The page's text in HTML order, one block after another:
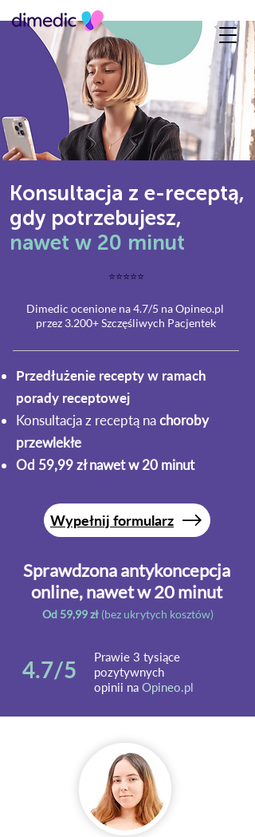
Konsultacja z e-receptą,
gdy potrzebujesz,
nawet w 20 minut
⭐⭐⭐⭐⭐
Dimedic ocenionena 4.7/5 na Opineo.pl
przez 3.200+ Szczęśliwych Pacjentek
Przedłużenie recepty w ramach
porady receptowej
Konsultacja z receptą nachoroby
przewlekłe
Od 59,99 zł nawet w 20 minut
Wypełnij formularz
Sprawdzona antykoncepcja
online, nawet w 20 minut
Od 59,99 zł(bez ukrytych kosztów)
4.7/5
Prawie 3 tysiące
pozytywnych
opinii na Opineo.pl